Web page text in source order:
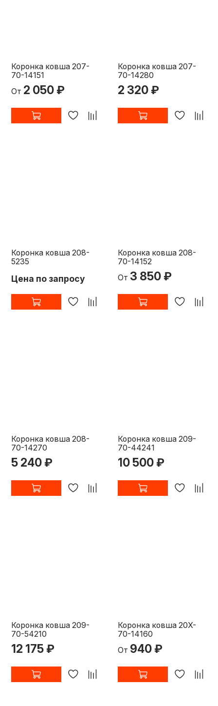
Коронка ковша 207-
70-14151
От 2 050 ₽
Коронка ковша 207-
70-14280
2 320 ₽
Коронка ковша 208-
5235
Цена по запросу
Коронка ковша 208-
70-14152
От 3 850 ₽
Коронка ковша 208-
70-14270
5 240 ₽
Коронка ковша 209-
70-44241
10 500 ₽
Коронка ковша 209-
70-54210
12 175 ₽
Коронка ковша 20X-
70-14160
От 940 ₽